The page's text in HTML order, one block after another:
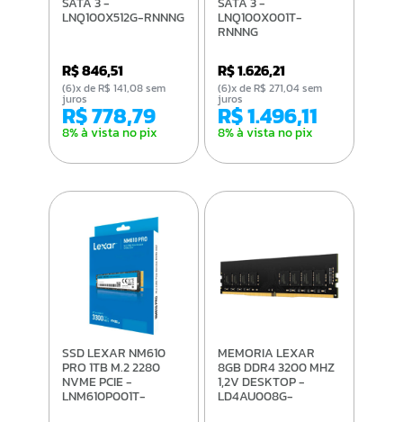
LNQ100X512G-RNNNG
R$ 846,51
R$ 778,79
8% à vista no pix
(6)x de R$ 141,08 sem
juros
LNQ100X001T-
RNNNG
R$ 1.626,21
R$ 1.496,11
8% à vista no pix
(6)x de R$ 271,04 sem
juros
SSD LEXAR NM610
PRO 1TB M.2 2280
NVME PCIE -
LNM610P001T-
MEMORIA LEXAR
8GB DDR4 3200 MHZ
1,2V DESKTOP -
LD4AU008G-